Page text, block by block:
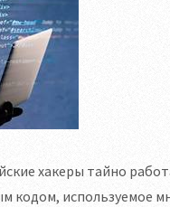
хакеры тайно
кодом, используемое